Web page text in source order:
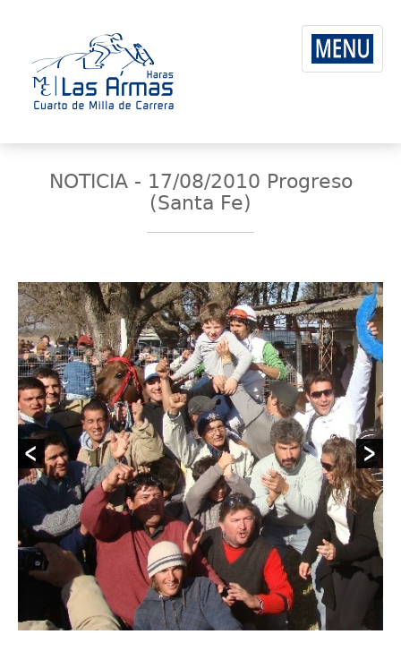
NOTICIA - 17/08/2010 Progreso
(Santa Fe)